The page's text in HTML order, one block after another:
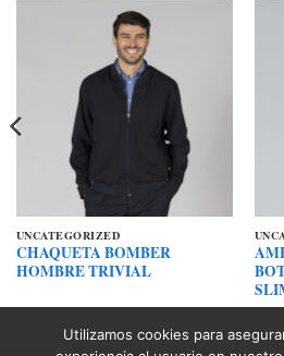
UNCATEGORIZED
CHAQUETA BOMBER
HOMBRE TRIVIAL
Utilizamos cookies para